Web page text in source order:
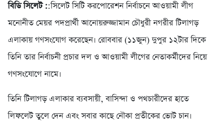
বিডি সিলেট ::সিলেট সিটি করপোরেশন নির্বাচনে আওয়ামী লীগ
মনোনীত মেয়র পদপ্রার্থী আনোয়রুজ্জামান চৌধুরী নগরীর টিলাগড়
এলাকায় গণসংযোগ করেছেন। রোববার (১১জুন) দুপুর ১২টার দিকে
তিনি তার নির্বাচনী প্রচার দল ও আওয়ামী লীগের নেতাকর্মীদের নিয়ে
গণসংযোগে নামে।
তিনি টিলাগড় এলাকার ব্যবসায়ী, বাসিন্দা ও পথচারীদের হাতে
লিফলেট তুলে দেন এবং সবার কাছে নৌকা প্রতীকের ভোট চান।